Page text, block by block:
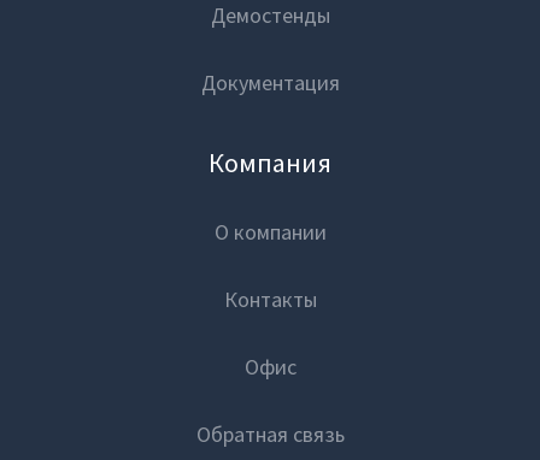
Демостенды
Документация
Компания
О компании
Контакты
Офис
Обратная связь